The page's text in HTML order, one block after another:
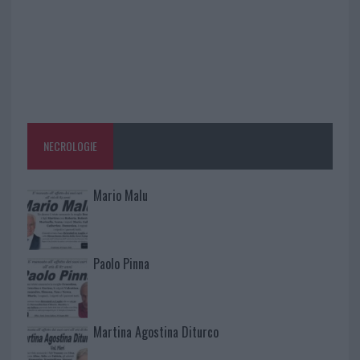
NECROLOGIE
Mario Malu
Paolo Pinna
Martina Agostina Diturco